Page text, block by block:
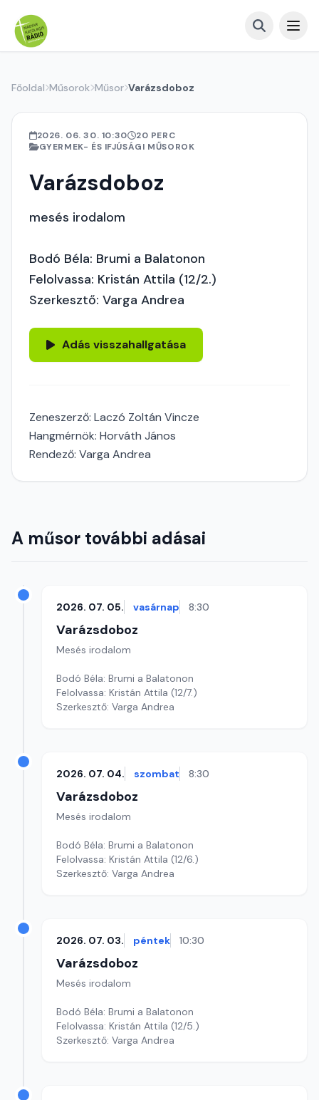
Főoldal Műsorok Műsor Varázsdoboz
2026. 06. 30. 10:30
20 PERC
GYERMEK- ÉS IFJÚSÁGI MŰSOROK
Varázsdoboz
mesés irodalom
Bodó Béla: Brumi a Balatonon
Felolvassa: Kristán Attila (12/2.)
Szerkesztő: Varga Andrea
Adás visszahallgatása
Zeneszerző: Laczó Zoltán Vincze
Hangmérnök: Horváth János
Rendező: Varga Andrea
A műsor további adásai
2026. 07. 05. vasárnap 8:30
Varázsdoboz
Mesés irodalom
Bodó Béla: Brumi a Balatonon
Felolvassa: Kristán Attila (12/7.)
Szerkesztő: Varga Andrea
2026. 07. 04. szombat 8:30
Varázsdoboz
Mesés irodalom
Bodó Béla: Brumi a Balatonon
Felolvassa: Kristán Attila (12/6.)
Szerkesztő: Varga Andrea
2026. 07. 03. péntek 10:30
Varázsdoboz
Mesés irodalom
Bodó Béla: Brumi a Balatonon
Felolvassa: Kristán Attila (12/5.)
Szerkesztő: Varga Andrea